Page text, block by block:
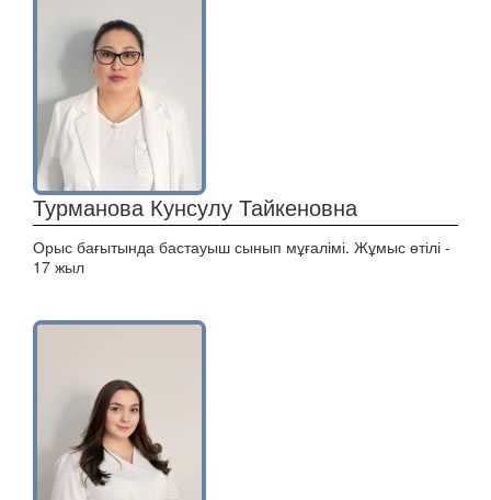
Турманова Кунсулу Тайкеновна
Орыс бағытында бастауыш сынып мұғалімі. Жұмыс өтілі -
17 жыл